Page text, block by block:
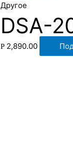
Другое
DSA-
Р 2,890.00